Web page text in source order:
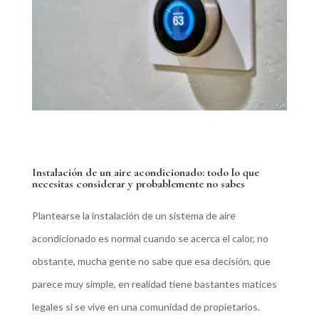
Instalación de un aire acondicionado: todo lo que
necesitas considerar y probablemente no sabes
Plantearse la instalación de un sistema de aire
acondicionado es normal cuando se acerca el calor, no
obstante, mucha gente no sabe que esa decisión, que
parece muy simple, en realidad tiene bastantes matices
legales si se vive en una comunidad de propietarios.